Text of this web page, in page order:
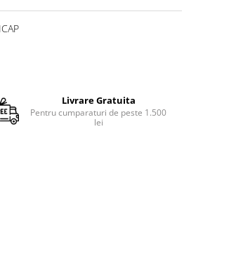
Livrare Gratuita
Pentru cumparaturi de peste 1.500
lei